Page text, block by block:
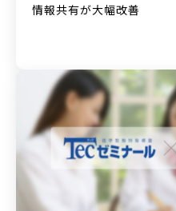
情報共有が大幅改善